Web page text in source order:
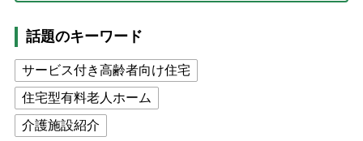
話題のキーワード
サービス付き高齢者向け住宅
住宅型有料老人ホーム
介護施設紹介